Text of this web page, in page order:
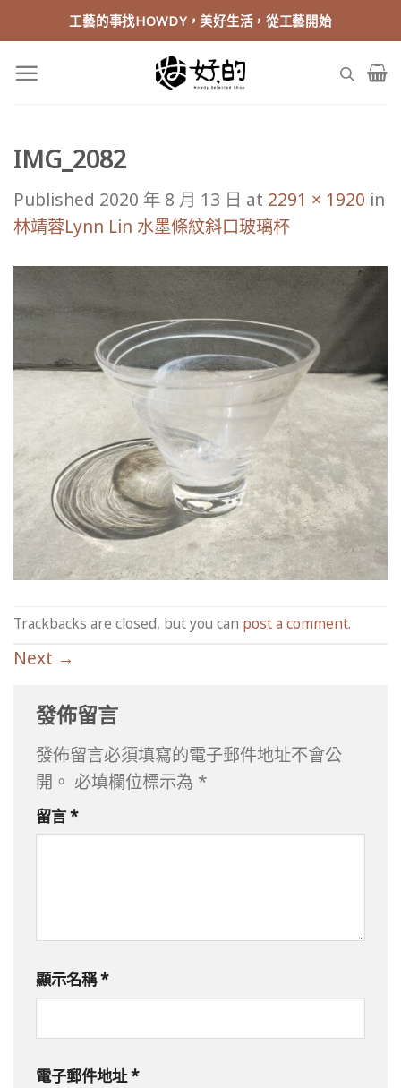
to
content
工藝的事找HOWDY，美好生活，從工藝開始
IMG_2082
Published 2020 年 8 月 13 日 at 2291 × 1920 in
林靖蓉Lynn Lin 水墨條紋斜口玻璃杯
Trackbacks are closed, but you can post a comment.
Next →
發佈留言
發佈留言必須填寫的電子郵件地址不會公
開。 必填欄位標示為 *
留言*
顯示名稱*
電子郵件地址*